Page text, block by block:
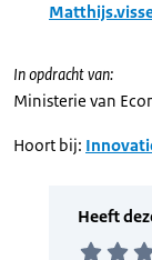
In opdracht van:
Ministerie van
Hoort bij: